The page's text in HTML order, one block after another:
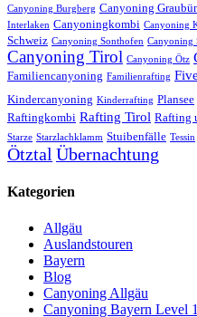
Canyoning Burgberg Canyoning
Interlaken Canyoningkombi Canyoning
Schweiz Canyoning Sonthofen Canyoning
Canyoning Tirol Canyoning Ötz
Familiencanyoning Familienrafting
Kindercanyoning Kinderrafting Plansee
Raftingkombi Rafting Tirol Rafting
Starze Starzlachklamm Stuibenfälle Tessin
Ötztal Übernachtung
Kategorien
Allgäu
Auslandstouren
Bayern
Blog
Canyoning Allgäu
Canyoning Bayern Level 1